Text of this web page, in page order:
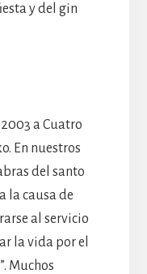
y del gin
2003 a Cuatro
En nuestros
del santo
la causa de
al servicio
la vida por el
Muchos